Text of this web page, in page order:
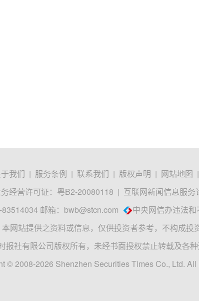
我们 | 服务条例 | 联系我们 | 版权声明 | 网站地图 |
经营许可证：粤B2-20080118 | 互联网新闻信息服
邮箱： bwb@stcn.com 中央网信办违法
本网站提供之资料或信息，仅供投资者参考，不构成投
报社有限公司版权所有，未经书面授权禁止转载及各种
© 2008-2026 Shenzhen Securities Times Co., Ltd.